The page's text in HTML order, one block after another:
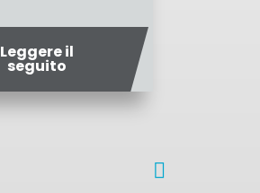
Leggere il
seguito
Iniezione
bi-